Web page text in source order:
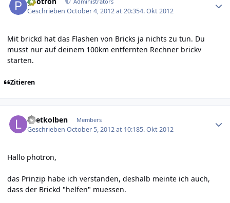
GeschriebenOctober 4, 2012 at 20:354. Okt 2012
Mit brickd hat das Flashen von Bricks ja nichts zu tun. Du
musst nur auf deinem 100km entfernten Rechner brickv
starten.
Zitieren
Loetkolben Members
GeschriebenOctober 5, 2012 at 10:185. Okt 2012
Hallo photron,
das Prinzip habe ich verstanden, deshalb meinte ich auch,
dass der Brickd "helfen" muessen.